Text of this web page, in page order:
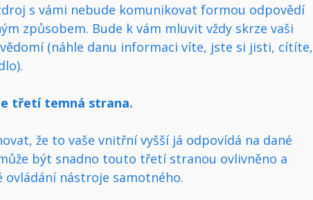
s vámi nebude komunikovat formou odpovědí
způsobem. Bude k vám mluvit vždy skrze vaši
(náhle danu informaci víte, jste si jisti, cítíte,
třetí temná strana.
že to vaše vnitřní vyšší já odpovídá na dané
být snadno touto třetí stranou ovlivněno a
ovládání nástroje samotného.